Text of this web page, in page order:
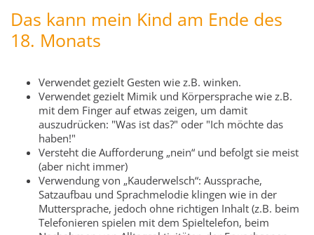
Das kann mein Kind am Ende des
18. Monats
Verwendet gezielt Gesten wie z.B. winken.
Verwendet gezielt Mimik und Körpersprache wie z.B.
mit dem Finger auf etwas zeigen, um damit
auszudrücken: "Was ist das?" oder "Ich möchte das
haben!"
Versteht die Aufforderung „nein“ und befolgt sie meist
(aber nicht immer)
Verwendung von „Kauderwelsch“: Aussprache,
Satzaufbau und Sprachmelodie klingen wie in der
Muttersprache, jedoch ohne richtigen Inhalt (z.B. beim
Telefonieren spielen mit dem Spieltelefon, beim